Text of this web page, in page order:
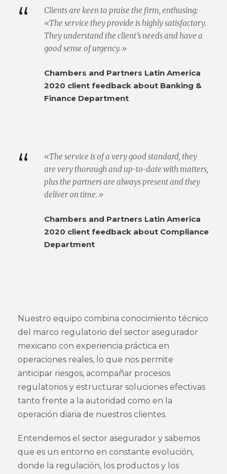
“
Clients are keen to praise the firm, enthusing:
«The service they provide is highly satisfactory.
They understand the client’s needs and have a
good sense of urgency.»
Chambers and Partners Latin America
2020 client feedback about Banking &
Finance Department
“
«The service is of a very good standard, they
are very thorough and up-to-date with matters,
plus the partners are always present and they
deliver on time.»
Chambers and Partners Latin America
2020 client feedback about Compliance
Department
Nuestro equipo combina conocimiento técnico
del marco regulatorio del sector asegurador
mexicano con experiencia práctica en
operaciones reales, lo que nos permite
anticipar riesgos, acompañar procesos
regulatorios y estructurar soluciones efectivas
tanto frente a la autoridad como en la
operación diaria de nuestros clientes.
Entendemos el sector asegurador y sabemos
que es un entorno en constante evolución,
donde la regulación, los productos y los